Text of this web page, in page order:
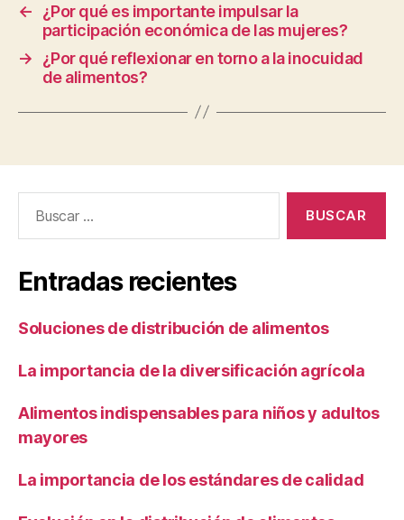
←
¿Por qué es importante impulsar la
participación económica de las mujeres?
→
¿Por qué reflexionar en torno a la inocuidad
de alimentos?
Entradas recientes
Soluciones de distribución de alimentos
La importancia de la diversificación agrícola
Alimentos indispensables para niños y adultos
mayores
La importancia de los estándares de calidad